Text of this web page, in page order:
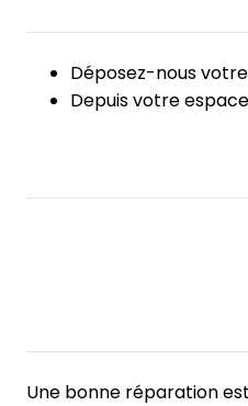
Déposez-nous
Depuis votre
Une bonne réparation